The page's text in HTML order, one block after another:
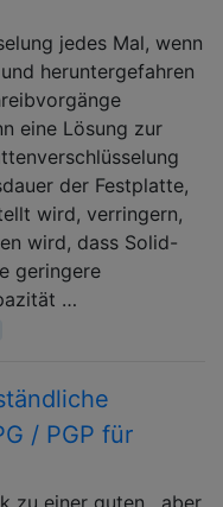
jedes Mal, wenn
heruntergefahren
eine Lösung zur
der Festplatte,
wird, verringern,
wird, dass Solid-
geringere
…
/ PGP für
zu einer guten , aber